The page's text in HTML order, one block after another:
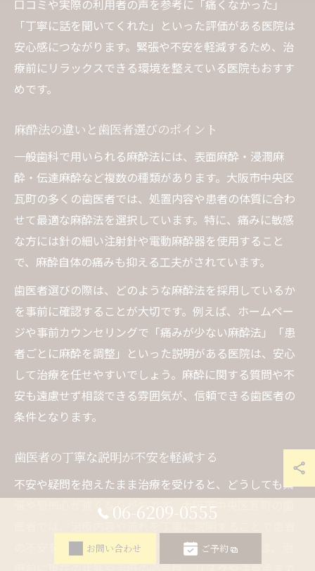
口コミや実際の利用者の声を参考に「痛くなかった」
「丁寧に話を聞いてくれた」といった評価がある医院は
安心感につながります。緊張や不安を軽減するため、治
療前にリラックスできる環境を整えている医院もおすす
めです。
麻酔法の違いと歯医者選びのポイント
一般歯科で用いられる麻酔法には、表面麻酔・浸潤麻
酔・伝達麻酔など複数の種類があります。大阪市中央区
瓦町の多くの歯医者では、処置内容や患者の体質に合わ
せて最適な麻酔法を選択しています。特に、痛みに敏感
な方には針の細い注射針や電動麻酔器を使用すること
で、麻酔自体の痛みも抑える工夫がされています。
歯医者選びの際は、どのような麻酔法を採用しているか
を事前に確認することが大切です。例えば、ホームペー
ジや事前カウンセリングで「痛みが少ない麻酔法」「患
者ごとに麻酔を調整」といった説明がある医院は、安心
して治療を任せやすいでしょう。麻酔に関する質問や不
安も遠慮せず相談できる雰囲気が、信頼できる歯医者の
条件となります。
歯医者の丁寧な説明が不安を軽減する
不安や疑問を抱えたまま治療を受けると、どうしても緊
張や恐怖心が強くなりがちです。大阪市中央区瓦町の歯
の不安を軽減する取り組みが進んでいます。例えば、治
06-6209-0555
お問い合わせ ご予約